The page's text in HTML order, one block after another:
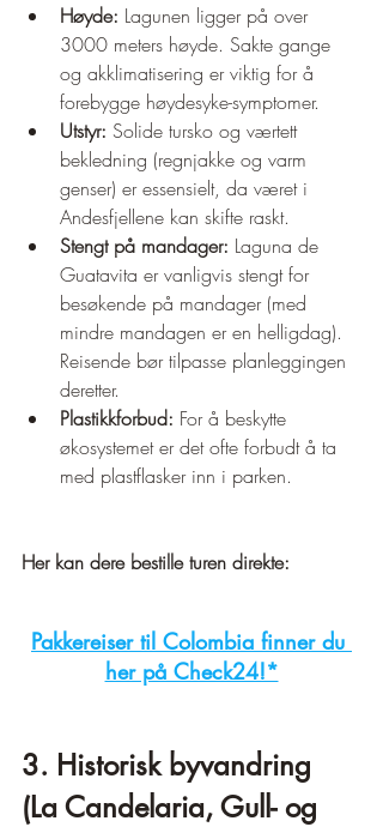
Høyde: Lagunen ligger på over
3000 meters høyde. Sakte gange
og akklimatisering er viktig for å
forebygge høydesyke-symptomer.
Utstyr: Solide tursko og værtett
bekledning (regnjakke og varm
genser) er essensielt, da været i
Andesfjellene kan skifte raskt.
Stengt på mandager: Laguna de
Guatavita er vanligvis stengt for
besøkende på mandager (med
mindre mandagen er en helligdag).
Reisende bør tilpasse planleggingen
deretter.
Plastikkforbud: For å beskytte
økosystemet er det ofte forbudt å ta
med plastflasker inn i parken.
Her kan dere bestille turen direkte:
Pakkereiser til Colombia finner du
her på Check24!*
3. Historisk byvandring
(La Candelaria, Gull- og